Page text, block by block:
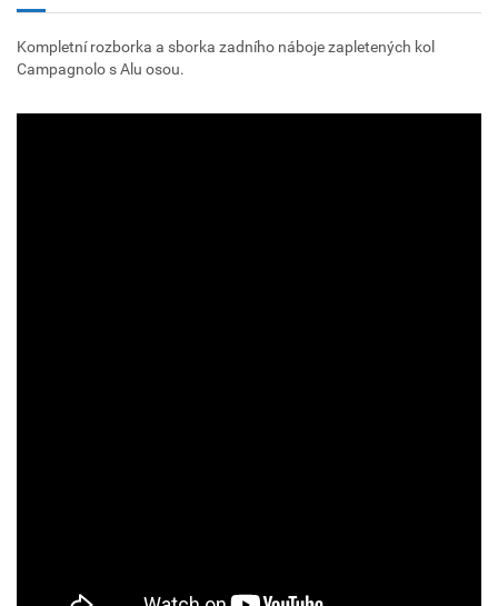
Kompletní rozborka a sborka zadního náboje zapletených kol
Campagnolo s Alu osou.